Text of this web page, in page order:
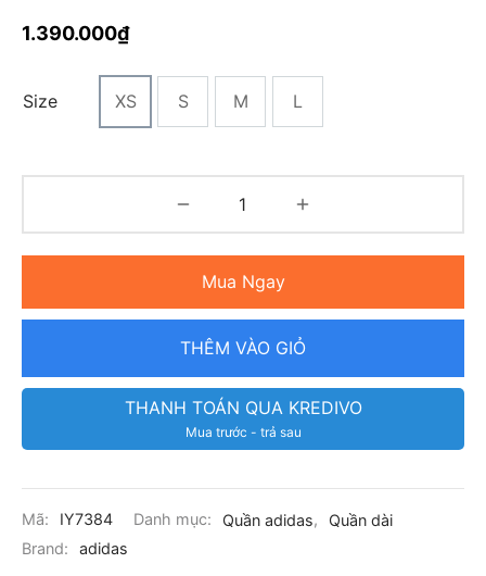
1.390.000₫
Size XS S M L
Mua Ngay
THÊM VÀO GIỎ
THANH TOÁN QUA KREDIVO
Mua trước - trả sau
Mã: IY7384 Danh mục: Quần adidas,
Quần dài
Brand:
adidas